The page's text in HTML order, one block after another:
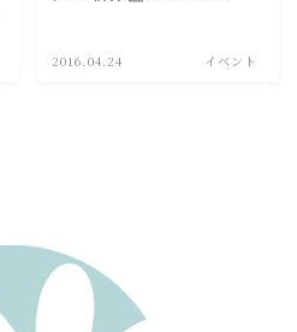
2016.04.24 イベント